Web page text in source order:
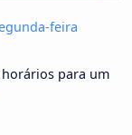
feira
para um